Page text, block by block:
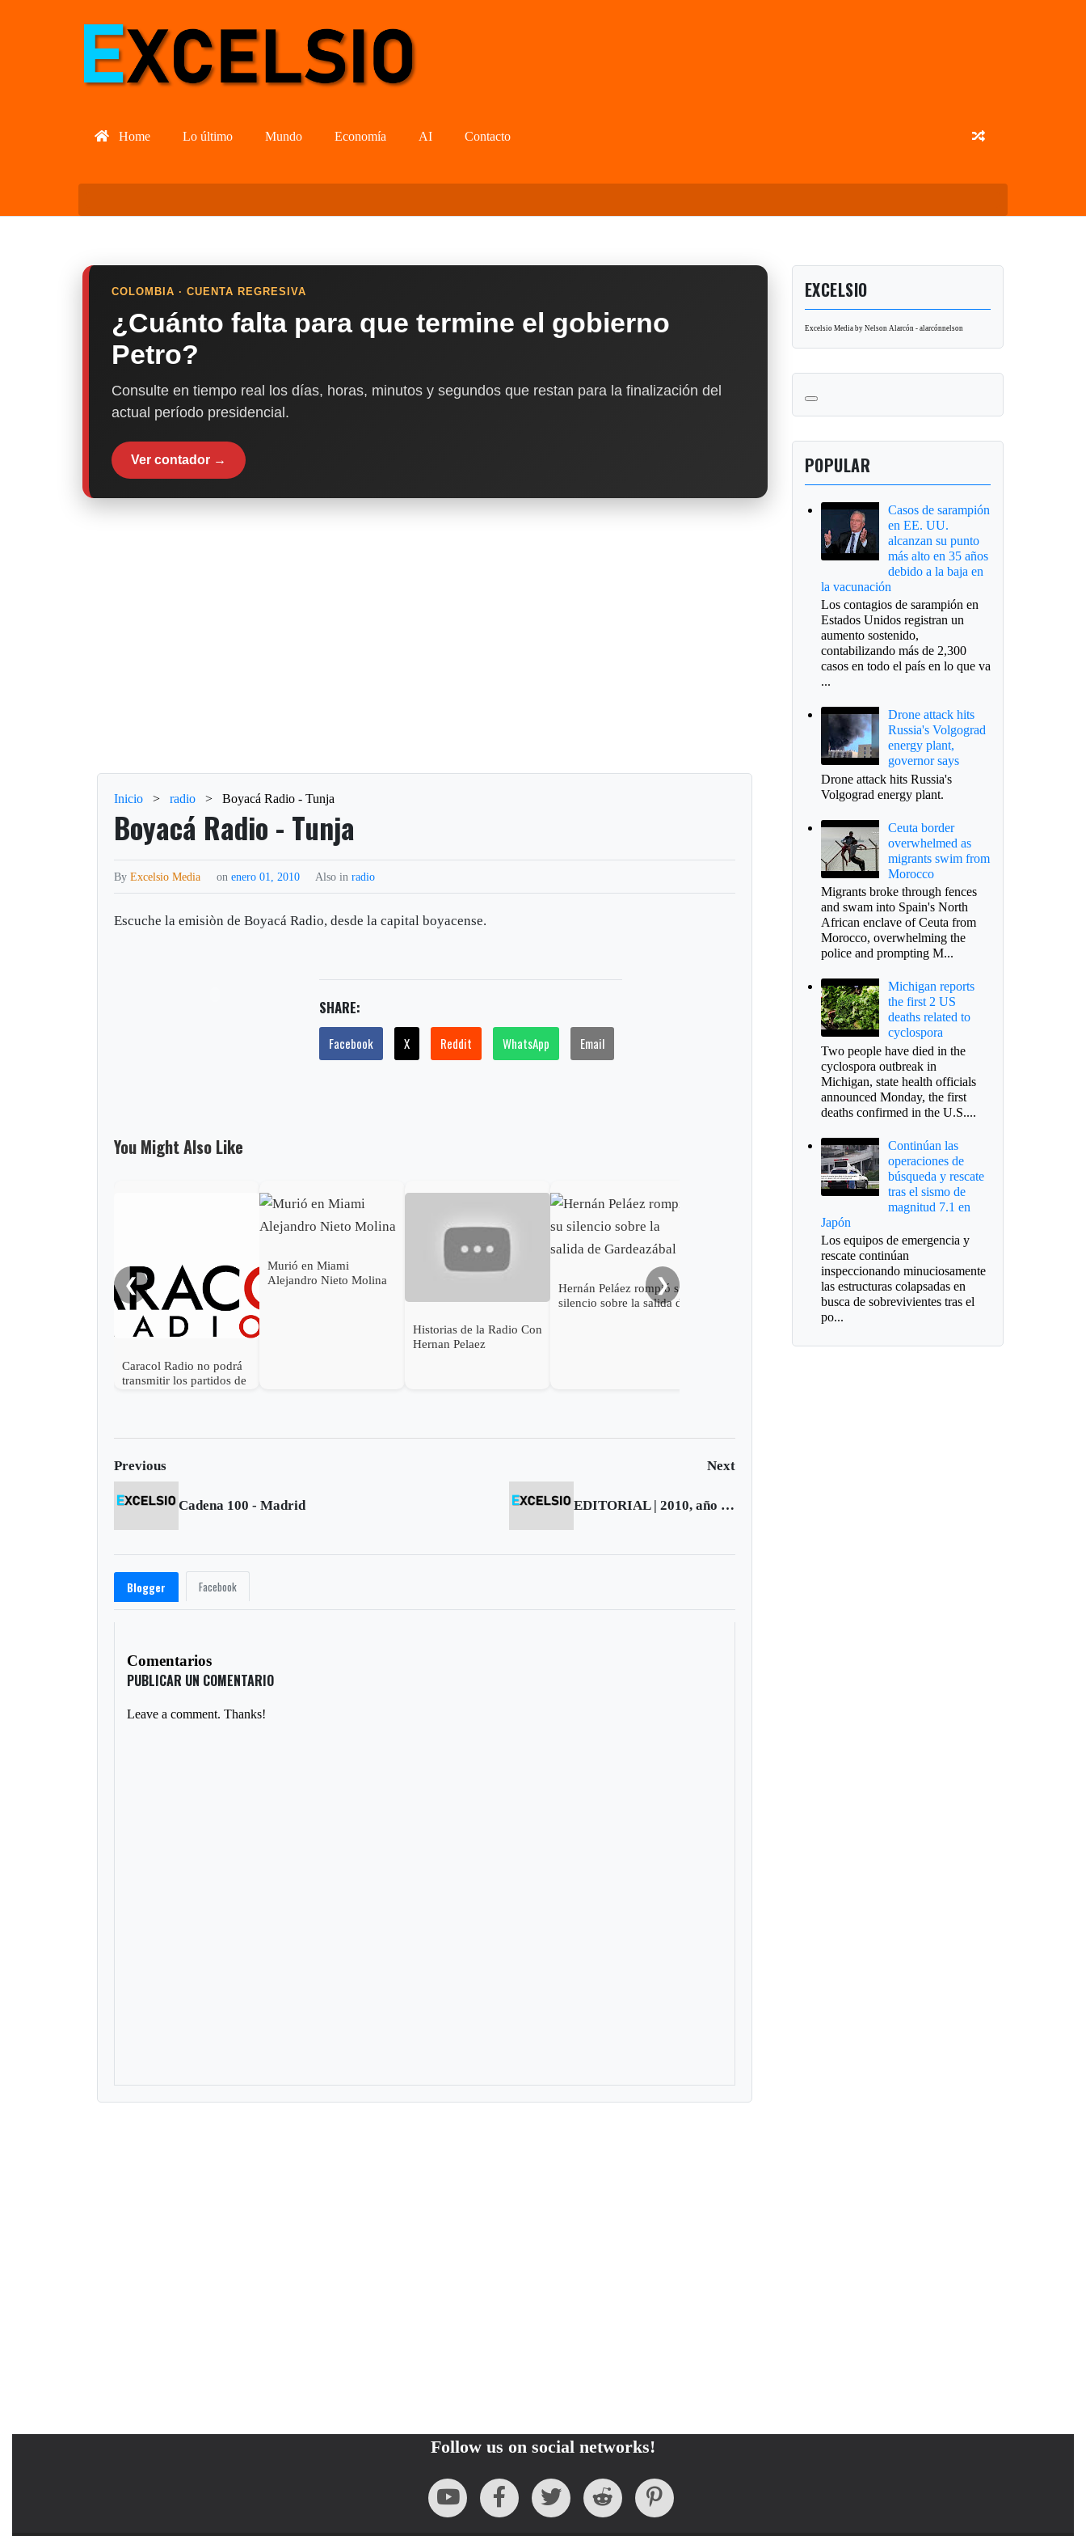
Home Lo último Mundo Economía AI Contacto
COLOMBIA · CUENTA REGRESIVA
¿Cuánto falta para que termine el gobierno
Petro?
Consulte en tiempo real los días, horas, minutos y segundos que restan para la finalización del
actual período presidencial.
Ver contador →
Inicio > radio > Boyacá Radio - Tunja
Boyacá Radio - Tunja
ByExcelsio Media onenero 01, 2010 Also inradio
Escuche la emisiòn de Boyacá Radio, desde la capital boyacense.
SHARE:
Facebook X Reddit WhatsApp Email
You Might Also Like
❮
Caracol Radio no podrá
transmitir los partidos de
Murió en Miami
Alejandro Nieto Molina
Historias de la Radio Con
Hernan Pelaez
Hernán Peláez rompió su
silencio sobre la salida de
❯
Previous Next
Cadena 100 - Madrid EDITORIAL | 2010, año bicentenario
Blogger Facebook
Comentarios
PUBLICAR UN COMENTARIO
Leave a comment. Thanks!
EXCELSIO
Excelsio Media by Nelson Alarcón - alarcónnelson
POPULAR
Casos de sarampión
en EE. UU.
alcanzan su punto
más alto en 35 años
debido a la baja en
la vacunación
Los contagios de sarampión en
Estados Unidos registran un
aumento sostenido,
contabilizando más de 2,300
casos en todo el país en lo que va
...
Drone attack hits
Russia's Volgograd
energy plant,
governor says
Drone attack hits Russia's
Volgograd energy plant.
Ceuta border
overwhelmed as
migrants swim from
Morocco
Migrants broke through fences
and swam into Spain's North
African enclave of Ceuta from
Morocco, overwhelming the
police and prompting M...
Michigan reports
the first 2 US
deaths related to
cyclospora
Two people have died in the
cyclospora outbreak in
Michigan, state health officials
announced Monday, the first
deaths confirmed in the U.S....
Continúan las
operaciones de
búsqueda y rescate
tras el sismo de
magnitud 7.1 en
Japón
Los equipos de emergencia y
rescate continúan
inspeccionando minuciosamente
las estructuras colapsadas en
busca de sobrevivientes tras el
po...
Follow us on social networks!